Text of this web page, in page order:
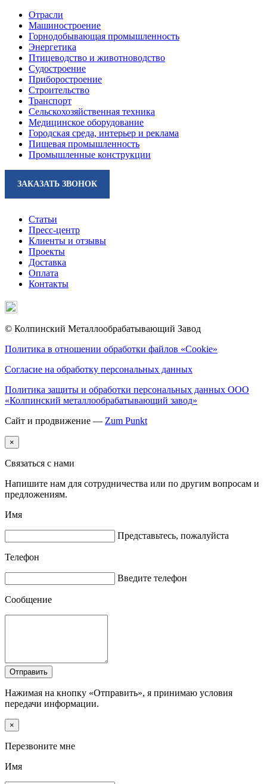
Отрасли
Машиностроение
Горнодобывающая промышленность
Энергетика
Птицеводство и животноводство
Судостроение
Приборостроение
Строительство
Транспорт
Сельскохозяйственная техника
Медицинское оборудование
Городская среда, интерьер и реклама
Пищевая промышленность
Промышленные конструкции
ЗАКАЗАТЬ ЗВОНОК
Статьи
Пресс-центр
Клиенты и отзывы
Проекты
Доставка
Оплата
Контакты
© Колпинский Металлообрабатывающий Завод
Политика в отношении обработки файлов «Cookie»
Согласие на обработку персональных данных
Политика защиты и обработки персональных данных ООО
«Колпинский металлообрабатывающий завод»
Сайт и продвижение — Zum Punkt
×
Связаться с нами
Напишите нам для сотрудничества или по другим вопросам и
предложениям.
Имя
Представьтесь, пожалуйста
Телефон
Введите телефон
Сообщение
Отправить
Нажимая на кнопку «Отправить», я принимаю условия
передачи информации.
×
Перезвоните мне
Имя